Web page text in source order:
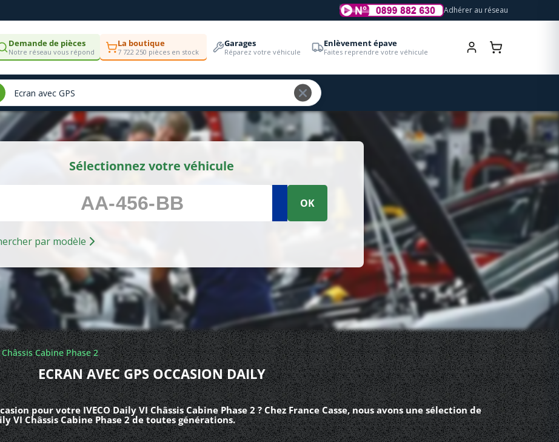
Adhérer au réseau
Demande de pièces
Notre réseau vous répond
La boutique
7 722 250 pièces en stock
Garages
Réparez votre véhicule
Enlèvement épave
Faites reprendre votre véhicule
Sélectionnez votre véhicule
OK
Rechercher par modèle
Cabine Phase 2
ECRAN AVEC GPS OCCASION DAILY
pour votre IVECO Daily VI Châssis Cabine Phase 2 ? Chez France Casse, nous avons une sélection de
VI Châssis Cabine Phase 2 de toutes générations.